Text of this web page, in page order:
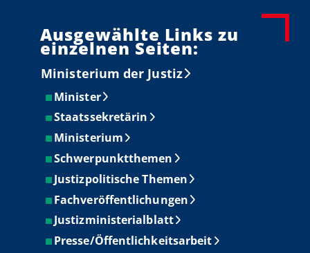
Ausgewählte Links zu
einzelnen Seiten:
Ministerium der Justiz
Minister
Staatssekretärin
Ministerium
Schwerpunktthemen
Justizpolitische Themen
Fachveröffentlichungen
Justizministerialblatt
Presse/Öffentlichkeitsarbeit